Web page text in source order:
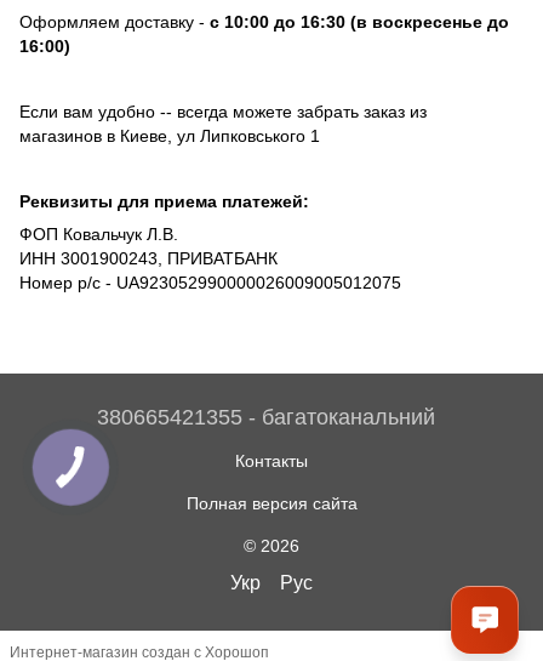
Оформляем доставку - с 10:00 до 16:30 (в воскресенье до
16:00)
Если вам удобно -- всегда можете забрать заказ из
магазинов в Киеве, ул Липковського 1
Реквизиты для приема платежей:
ФОП Ковальчук Л.В.
ИНН 3001900243, ПРИВАТБАНК
Номер р/с - UA923052990000026009005012075
380665421355 - багатоканальний
Контакты
Полная версия сайта
© 2026
Укр Рус
Интернет-магазин создан с Хорошоп